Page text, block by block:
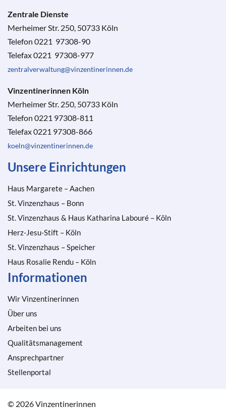
Zentrale Dienste
Merheimer Str. 250, 50733 Köln
Telefon 0221 97308-90
Telefax 0221 97308-977
zentralverwaltung@vinzentinerinnen.de
Vinzentinerinnen Köln
Merheimer Str. 250, 50733 Köln
Telefon 0221 97308-811
Telefax 0221 97308-866
koeln@vinzentinerinnen.de
Unsere Einrichtungen
Haus Margarete – Aachen
St. Vinzenzhaus – Bonn
St. Vinzenzhaus & Haus Katharina Labouré – Köln
Herz-Jesu-Stift – Köln
St. Vinzenzhaus – Speicher
Haus Rosalie Rendu – Köln
Informationen
Wir Vinzentinerinnen
Über uns
Arbeiten bei uns
Qualitätsmanagement
Ansprechpartner
Stellenportal
© 2026 Vinzentinerinnen